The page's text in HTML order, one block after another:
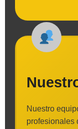
Nuestro
profesionales